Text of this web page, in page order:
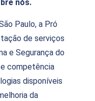
nós.
Paulo, a Pró
de serviços
e Segurança do
e competência
disponíveis
da